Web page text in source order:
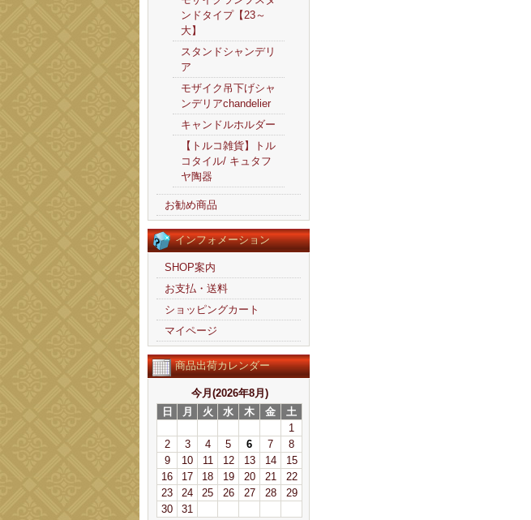
ンドタイプ【23～
大】
スタンドシャンデリ
ア
モザイク吊下げシャ
ンデリアchandelier
キャンドルホルダー
【トルコ雑貨】トル
コタイル/ キュタフ
ヤ陶器
お勧め商品
インフォメーション
SHOP案内
お支払・送料
ショッピングカート
マイページ
商品出荷カレンダー
今月(2026年8月)
日
月 火 水 木 金
土
1
2
3 4 5 6 7
8
9
10 11 12 13 14
15
16
17 18 19 20 21
22
23
24 25 26 27 28
29
30
31